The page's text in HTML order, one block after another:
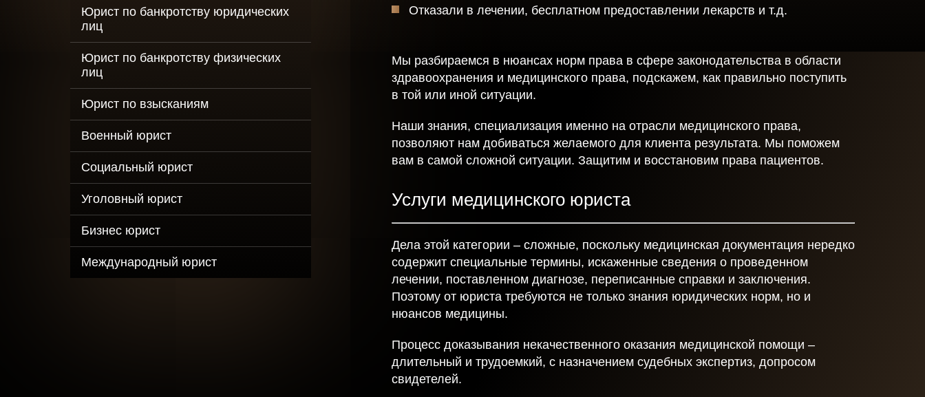
налогов для малого
Рейдерский захват
Сопровождение
Юрист по банкротству юридических
лиц
Юрист по банкротству физических
лиц
Юрист по взысканиям
Военный юрист
Социальный юрист
Уголовный юрист
Бизнес юрист
Международный юрист
Oтказали в лечении, бесплатном предоставлении лекарств и т.д.
Мы разбираемся в нюансах норм права в сфере законодательства в области
здравоохранения и медицинского права, подскажем, как правильно поступить
в той или иной ситуации.
Наши знания, специализация именно на отрасли медицинского права,
позволяют нам добиваться желаемого для клиента результата. Мы поможем
вам в самой сложной ситуации. Защитим и восстановим права пациентов.
Услуги медицинского юриста
Дела этой категории – сложные, поскольку медицинская документация нередко
содержит специальные термины, искаженные сведения о проведенном
лечении, поставленном диагнозе, переписанные справки и заключения.
Поэтому от юриста требуются не только знания юридических норм, но и
нюансов медицины.
Процесс доказывания некачественного оказания медицинской помощи –
длительный и трудоемкий, с назначением судебных экспертиз, допросом
свидетелей.